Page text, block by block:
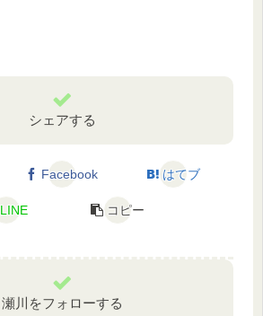
シェアする
Facebook はてブ
LINE コピー
瀬川をフォローする